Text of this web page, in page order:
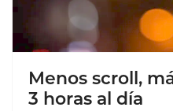
Menos scroll,
3 horas al día